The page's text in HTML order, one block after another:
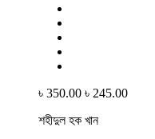
৳ 350.00 ৳ 245.00
শহীদুল হক খান